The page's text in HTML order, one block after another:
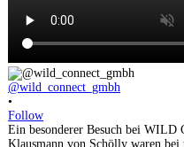
@wild_connect_gmbh
•
Follow
Ein besonderer Besuch bei WILD
Klausmann von Schölly waren bei